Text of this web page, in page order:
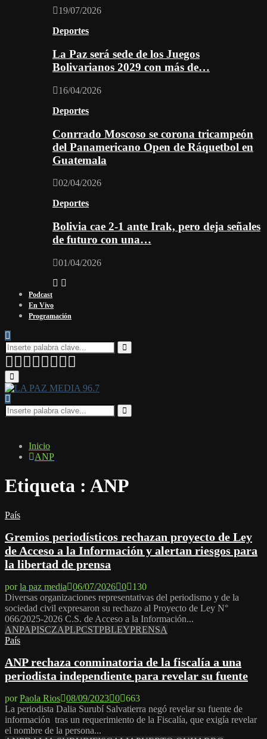
19/07/2026
Deportes
La Paz será sede de los Juegos
Bolivarianos 2029 con más de…
16/04/2026
Deportes
Conrrado Moscoso se corona tricampeón
del Panamericano Open de Ráquetbol en
Guatemala
02/04/2026
Deportes
Bolivia cae 2-1 ante Irak, pero deja señales
de futuro con una…
01/04/2026
Podcast
En Vivo
Programación
Search
for:
Search
Facebook
Twitter
Instagram
Youtube
Email
Twitch
Whatsapp
Primary
Menu
Search
for:
Search
Inicio
ANP
Etiqueta : ANP
País
Gremios periodísticos rechazan proyecto de Ley
de Acceso a la Información y alertan riesgos para
la libertad de prensa
porla paz media 06/07/2026 0
130
Diversas organizaciones representativas del periodismo y de la
sociedad civil expresaron su rechazo al Proyecto de Ley N°
066/2025-2026 C.S. de Acceso a la Información...
ANPAPISCZAPLPCSTPBLEYPRENSA
País
ANP rechaza conminatoria de la fiscalía a una
periodista independiente para revelar su fuente
porPaola Rios 08/09/2023 0 663
La periodista Dalia Surubí Salvatierra negó revelar su fuente de
información tras un requerimiento de la Fiscalía, que exigía revelar
el nombre de la persona...